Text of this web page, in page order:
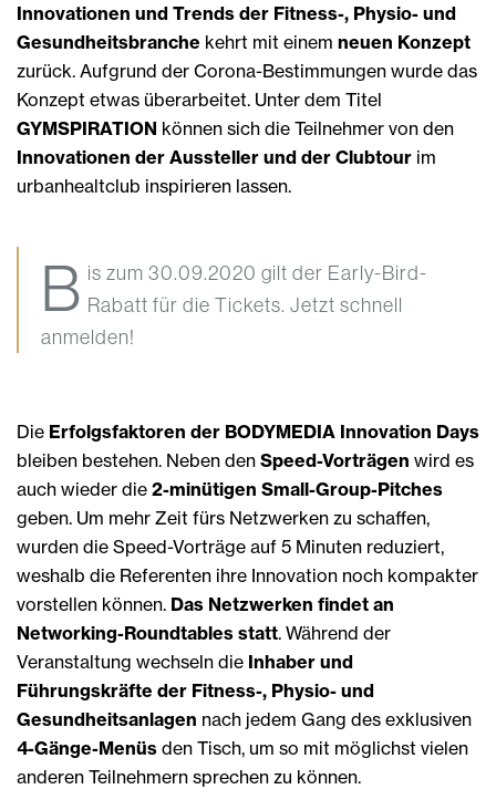
Innovationen und Trends der Fitness-, Physio- und
Gesundheitsbranche kehrt mit einem neuen Konzept
zurück. Aufgrund der Corona-Bestimmungen wurde das
Konzept etwas überarbeitet. Unter dem Titel
GYMSPIRATION können sich die Teilnehmer von den
Innovationen der Aussteller und der Clubtour im
urbanhealtclub inspirieren lassen.
B is zum 30.09.2020 gilt der Early-Bird-
Rabatt für die Tickets. Jetzt schnell
anmelden!
Die Erfolgsfaktoren der BODYMEDIA Innovation Days
bleiben bestehen. Neben den Speed-Vorträgen wird es
auch wieder die 2-minütigen Small-Group-Pitches
geben. Um mehr Zeit fürs Netzwerken zu schaffen,
wurden die Speed-Vorträge auf 5 Minuten reduziert,
weshalb die Referenten ihre Innovation noch kompakter
vorstellen können. Das Netzwerken findet an
Networking-Roundtables statt. Während der
Veranstaltung wechseln die Inhaber und
Führungskräfte der Fitness-, Physio- und
Gesundheitsanlagen nach jedem Gang des exklusiven
4-Gänge-Menüs den Tisch, um so mit möglichst vielen
anderen Teilnehmern sprechen zu können.